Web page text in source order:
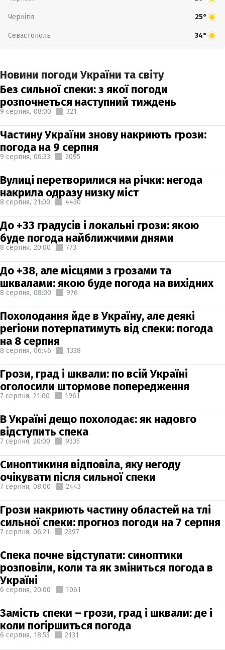
Чернігів 25°
Севастополь 34°
Новини погоди України та світу
Без сильної спеки: з якої погоди
розпочнеться наступний тиждень
9 серпня, 08:00 321
Частину України знову накриють грози:
погода на 9 серпня
9 серпня, 06:33 2095
Вулиці перетворилися на річки: негода
накрила одразу низку міст
8 серпня, 21:00 4430
До +33 градусів і локальні грози: якою
буде погода найближчими днями
8 серпня, 20:00 773
До +38, але місцями з грозами та
шквалами: якою буде погода на вихідних
8 серпня, 08:00 976
Похолодання йде в Україну, але деякі
регіони потерпатимуть від спеки: погода
на 8 серпня
8 серпня, 06:46 1338
Грози, град і шквали: по всій Україні
оголосили штормове попередження
7 серпня, 21:00 1961
В Україні дещо похолодає: як надовго
відступить спека
7 серпня, 20:00 9335
Синоптикиня відповіла, яку негоду
очікувати після сильної спеки
7 серпня, 08:00 2443
Грози накриють частину областей на тлі
сильної спеки: прогноз погоди на 7 серпня
7 серпня, 06:21 2397
Спека почне відступати: синоптики
розповіли, коли та як зміниться погода в
Україні
6 серпня, 20:00 1061
Замість спеки – грози, град і шквали: де і
коли погіршиться погода
6 серпня, 18:53 2131